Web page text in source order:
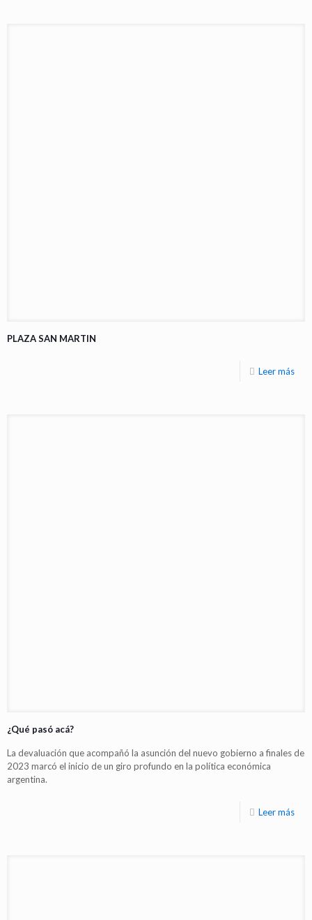
PLAZA SAN MARTIN
Leer más
¿Qué pasó acá?
La devaluación que acompañó la asunción del nuevo gobierno a finales de
2023 marcó el inicio de un giro profundo en la política económica
argentina.
Leer más